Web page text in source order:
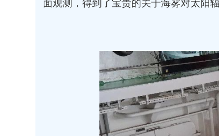
面观测，得到了宝贵的关于海雾对太阳